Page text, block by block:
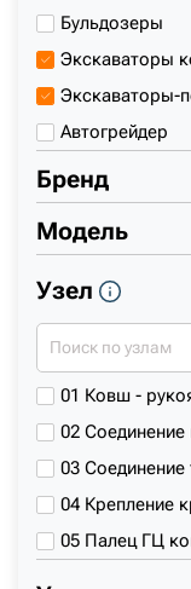
Бульдозеры
Экскаваторы
Экскаваторы-
Автогрейдер
Краны
Мини-погрузчик
Погрузочно-
Погрузчики с
Производитель
Фронтальный
Экскаваторы
Бренд
Модель
Узел
01 Ковш -
02 Соединение
03
04 Крепление
05 Палец ГЦ
+7 (499) 394-